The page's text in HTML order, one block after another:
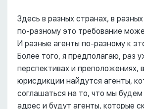
Здесь в разных странах, в
по-разному это требование
И разные агенты по-разному к
Более того, я предполагаю, раз
перспективах и преположениях,
юрисдикции найдутся агенты,
соглашаться на то, что мы
адрес и будут агенты, которые